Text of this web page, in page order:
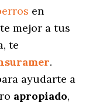
en
mejor a tus
te
.
ayudarte a
apropiado,